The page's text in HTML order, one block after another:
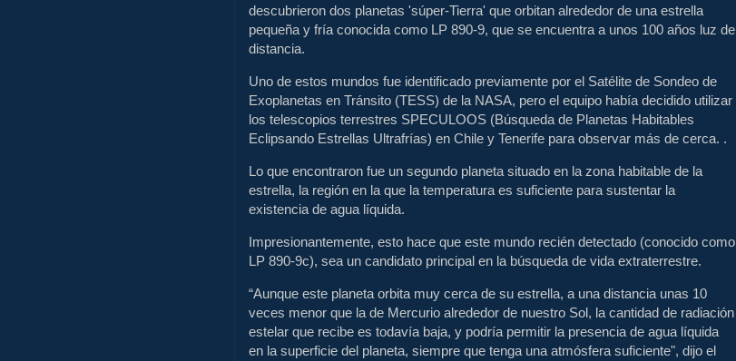
descubrieron dos planetas 'súper-Tierra' que orbitan alrededor de una estrella
pequeña y fría conocida como LP 890-9, que se encuentra a unos 100 años luz de
distancia.
Uno de estos mundos fue identificado previamente por el Satélite de Sondeo de
Exoplanetas en Tránsito (TESS) de la NASA, pero el equipo había decidido utilizar
los telescopios terrestres SPECULOOS (Búsqueda de Planetas Habitables
Eclipsando Estrellas Ultrafrías) en Chile y Tenerife para observar más de cerca. .
Lo que encontraron fue un segundo planeta situado en la zona habitable de la
estrella, la región en la que la temperatura es suficiente para sustentar la
existencia de agua líquida.
Impresionantemente, esto hace que este mundo recién detectado (conocido como
LP 890-9c), sea un candidato principal en la búsqueda de vida extraterrestre.
“Aunque este planeta orbita muy cerca de su estrella, a una distancia unas 10
veces menor que la de Mercurio alrededor de nuestro Sol, la cantidad de radiación
estelar que recibe es todavía baja, y podría permitir la presencia de agua líquida
en la superficie del planeta, siempre que tenga una atmósfera suficiente", dijo el